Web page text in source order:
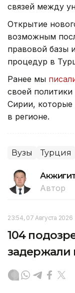
связей между
Открытие
возможным
правовой базы
процедур в
Ранее мы
своей
Сирии, которые
в регионе.
Вузы Турция
Автор
23:54, 07 Августа 2026
104
задержали